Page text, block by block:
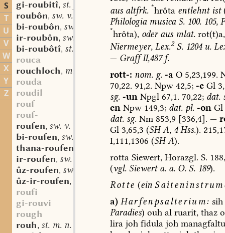
S
T
U
V
W
X
Y
Z
gi-roubitî, st. f.
roubôn, sw. v.
bi-roubôn, sw. v.
ir-roubôn, sw. v.
bi-roubôtî, st. f.
rouca
rouchloch, mhd. st. n.
rouda
roudil
rouf
rouf-
roufen, sw. v.
bi-roufen, sw. v.
thana-roufen
ir-roufen, sw. v.
ûz-roufen, sw. v.
ûz-ir-roufen,
roufi
gi-rouvi
rough
rouh, st. m. n.
ausaltfrk. *hrôta entlehntist
PhilologiamusicaS.100.105,
*hrôta), oderausmlat.rot(t)a,
Niermeyer,Lex.2S.1204u.
— Graff II,487f.
rott-: nom.g. -aO5,23,199.
70,22. 91,2. Npw42,5; -eGl
sg. -unNpgl67,1. 70,22; dat.
enNpw149,3; dat.pl. -onGl
dat.sg.Nm853,9 [336,4]. —
Gl3,65,3 (SHA,4Hss.).
I,111,1306 (SHA).
rottaSiewert,Horazgl. S.
(vgl. Siewerta.a.O.S.189).
Rotte (ein
a) Harfenpsalterium: sih
Paradies) ouh alruarit,thaz
lirajohfidulajoh managfaltu